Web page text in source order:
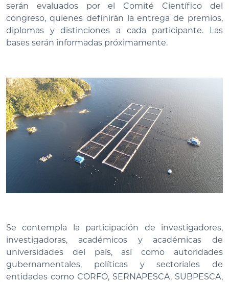
serán evaluados por el Comité Científico del
congreso, quienes definirán la entrega de premios,
diplomas y distinciones a cada participante. Las
bases serán informadas próximamente.
Se contempla la participación de investigadores,
investigadoras, académicos y académicas de
universidades del país, así como autoridades
gubernamentales, políticas y sectoriales de
entidades como CORFO, SERNAPESCA, SUBPESCA,